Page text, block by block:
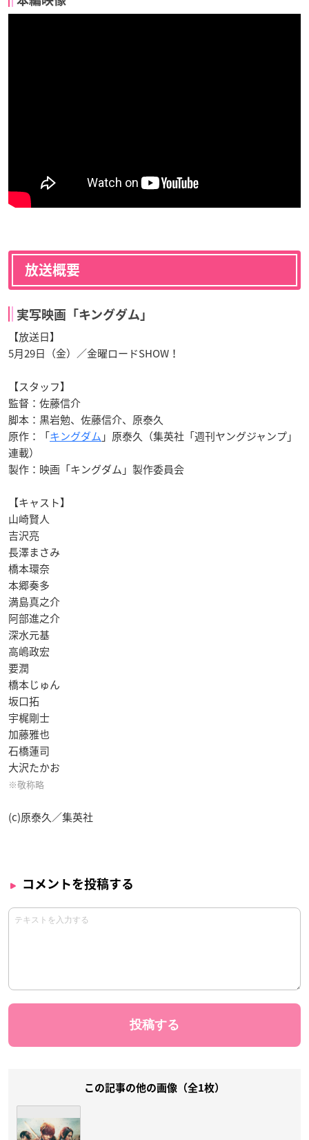
放送概要
実写映画「キングダム」
【放送日】
5月29日（金）／金曜ロードSHOW！
【スタッフ】
監督：佐藤信介
脚本：黒岩勉、佐藤信介、原泰久
原作：「キングダム 」原泰久（集英社「週刊ヤングジャンプ」
連載）
製作：映画「キングダム」製作委員会
【キャスト】
山崎賢人
吉沢亮
長澤まさみ
橋本環奈
本郷奏多
満島真之介
阿部進之介
深水元基
高嶋政宏
要潤
橋本じゅん
坂口拓
宇梶剛士
加藤雅也
石橋蓮司
大沢たかお
※敬称略
(c)原泰久／集英社
コメントを投稿する
この記事の他の画像（全1枚）